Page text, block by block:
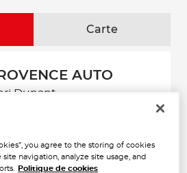
Carte
AUTO
Dunant
Voir plus
you agree to the storing of cookies
navigation, analyze site usage, and
Politique de cookies